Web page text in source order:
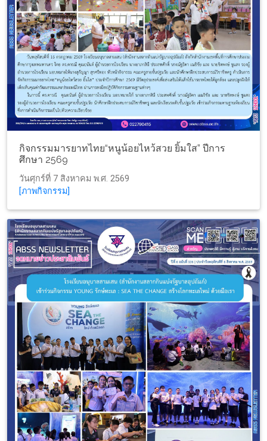
กิจกรรมมารยาทไทย“หนูน้อยไหว้สวย ยิ้มใส” ปีการ
ศึกษา 2569
วันศุกร์ที่ 7 สิงหาคม พ.ศ. 2569
[ภาพกิจกรรม]